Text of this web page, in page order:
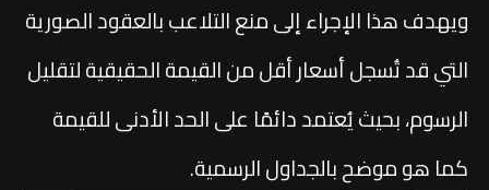
ويهدف هذا الإجراء إلى منع التلاعب بالعقود الصورية
التي قد تُسجل أسعار أقل من القيمة الحقيقية لتقليل
الرسوم، بحيث يُعتمد دائمًا على الحد الأدنى للقيمة
كما هو موضح بالجداول الرسمية.